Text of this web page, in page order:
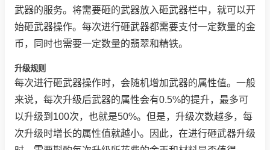
武器的服务。将需要砸的武器放入砸武器栏中，就可以开
始砸武器操作。每次进行砸武器都需要支付一定数量的金
币，同时也需要一定数量的翡翠和精铁。
升级规则
每次进行砸武器操作时，会随机增加武器的属性值。一般
来说，每次升级后武器的属性会有0.5%的提升，最多可
以升级到100次，也就是50%。但是，升级次数越多，每
次升级时增长的属性值就越小。因此，在进行砸武器升级